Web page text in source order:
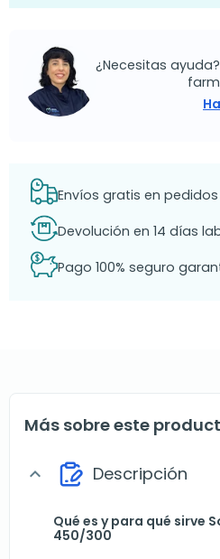
¿Necesitas
Envíos gratis en
Devolución en 14 días
Pago 100% seguro
Más sobre este
expand_more Descripción
Qué es y para qué sirve
450/300